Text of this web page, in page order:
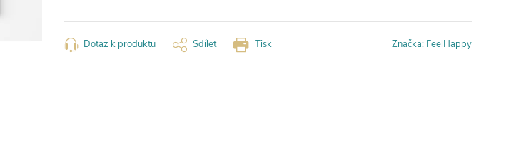
cena:
Tisk
Dotaz k produktu Sdílet Značka: FeelHappy